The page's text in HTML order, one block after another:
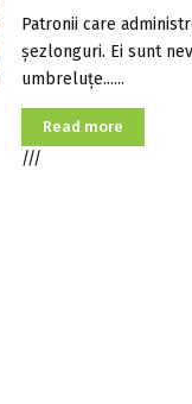
Patronii care
şezlonguri. Ei sunt
umbreluţe......
Read more
///